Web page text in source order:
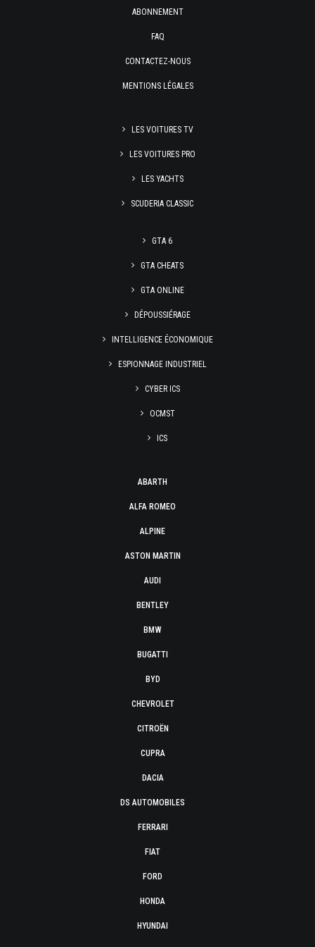
ABONNEMENT
FAQ
CONTACTEZ-NOUS
MENTIONS LÉGALES
LES VOITURES TV
LES VOITURES PRO
LES YACHTS
SCUDERIA CLASSIC
GTA 6
GTA CHEATS
GTA ONLINE
DÉPOUSSIÉRAGE
INTELLIGENCE ÉCONOMIQUE
ESPIONNAGE INDUSTRIEL
CYBER ICS
OCMST
ICS
ABARTH
ALFA ROMEO
ALPINE
ASTON MARTIN
AUDI
BENTLEY
BMW
BUGATTI
BYD
CHEVROLET
CITROËN
CUPRA
DACIA
DS AUTOMOBILES
FERRARI
FIAT
FORD
HONDA
HYUNDAI